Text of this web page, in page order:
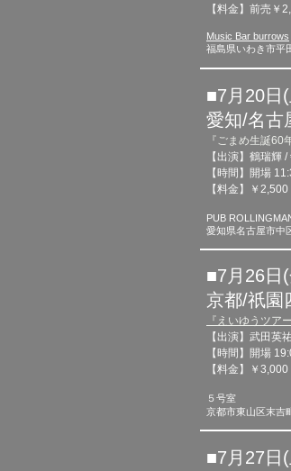
【料金】前売￥
Music Bar burrows
福島県いわき市平
■7月20日
愛知/名古
『ごまめ生誕60
【出演】鶴瑞輝
【時間】開場
【料金】￥
PUB
愛知県名古屋市中
■7月26日
京都/祇園
『えいゆうツアー
【出演】武田英
【時間】開場
【料金】￥
５号室
京都市東山区末吉
■7 月27日